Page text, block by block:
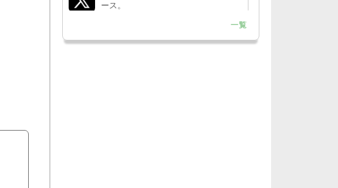
ース。
リリース。Liguid G...
一覧